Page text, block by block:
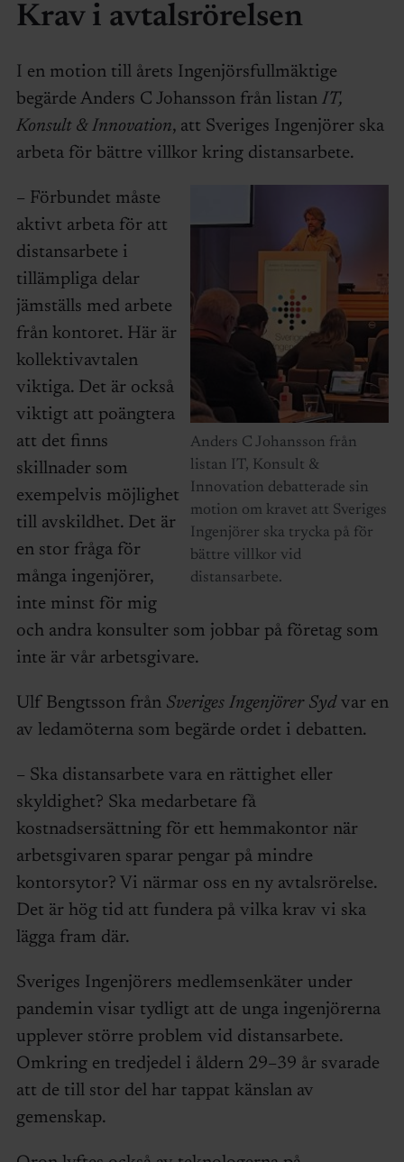
Krav i avtalsrörelsen
I en motion till årets Ingenjörsfullmäktige
begärde Anders C Johansson från listan IT,
Konsult & Innovation, att Sveriges Ingenjörer ska
arbeta för bättre villkor kring distansarbete.
Anders C Johansson från
listan IT, Konsult &
Innovation debatterade sin
motion om kravet att Sveriges
Ingenjörer ska trycka på för
bättre villkor vid
distansarbete.
– Förbundet måste
aktivt arbeta för att
distansarbete i
tillämpliga delar
jämställs med arbete
från kontoret. Här är
kollektivavtalen
viktiga. Det är också
viktigt att poängtera
att det finns
skillnader som
exempelvis möjlighet
till avskildhet. Det är
en stor fråga för
många ingenjörer,
inte minst för mig
och andra konsulter som jobbar på företag som
inte är vår arbetsgivare.
Ulf Bengtsson från Sveriges Ingenjörer Sydvar en
av ledamöterna som begärde ordet i debatten.
– Ska distansarbete vara en rättighet eller
skyldighet? Ska medarbetare få
kostnadsersättning för ett hemmakontor när
arbetsgivaren sparar pengar på mindre
kontorsytor? Vi närmar oss en ny avtalsrörelse.
Det är hög tid att fundera på vilka krav vi ska
lägga fram där.
Sveriges Ingenjörers medlemsenkäter under
pandemin visar tydligt att de unga ingenjörerna
upplever större problem vid distansarbete.
Omkring en tredjedel i åldern 29–39 år svarade
att de till stor del har tappat känslan av
gemenskap.